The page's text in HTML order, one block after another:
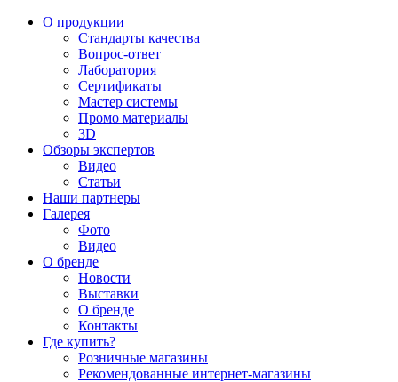
О продукции
Стандарты качества
Вопрос-ответ
Лаборатория
Сертификаты
Мастер системы
Промо материалы
3D
Обзоры экспертов
Видео
Статьи
Наши партнеры
Галерея
Фото
Видео
О бренде
Новости
Выставки
О бренде
Контакты
Где купить?
Розничные магазины
Рекомендованные интернет-магазины